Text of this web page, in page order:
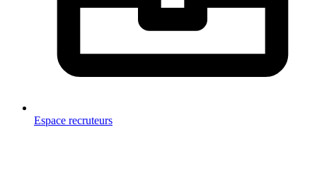
Espace recruteurs